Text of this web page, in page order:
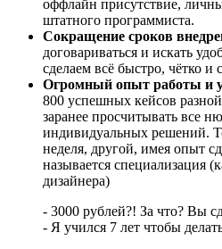
оффлайн присутствие,
штатного программиста.
Сокращение сроков
договариваться и искать
сделаем всё быстро, чётко и
Огромный опыт работы и
800 успешных кейсов
заранее просчитывать все
индивидуальных решений.
неделя, другой, имея опыт
называется специализация
дизайнера)
- 3000 рублей?! За что? Вы
- Я учился 7 лет чтобы